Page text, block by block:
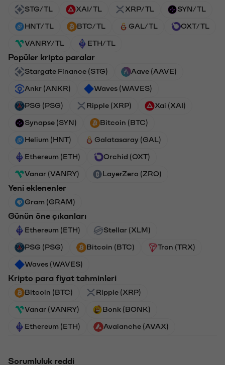
STG/TL XAI/TL XRP/TL SYN/TL
HNT/TL BTC/TL GAL/TL OXT/TL
VANRY/TL ETH/TL
Popüler kripto paralar
Stargate Finance (STG) Aave (AAVE)
Ankr (ANKR) Waves (WAVES)
PSG (PSG) Ripple (XRP) Xai (XAI)
Synapse (SYN) Bitcoin (BTC)
Helium (HNT) Galatasaray (GAL)
Ethereum (ETH) Orchid (OXT)
Vanar (VANRY) LayerZero (ZRO)
Yeni eklenenler
Gram (GRAM)
Günün öne çıkanları
Ethereum (ETH) Stellar (XLM)
PSG (PSG) Bitcoin (BTC) Tron (TRX)
Waves (WAVES)
Kripto para fiyat tahminleri
Bitcoin (BTC) Ripple (XRP)
Vanar (VANRY) Bonk (BONK)
Ethereum (ETH) Avalanche (AVAX)
Sorumluluk reddi